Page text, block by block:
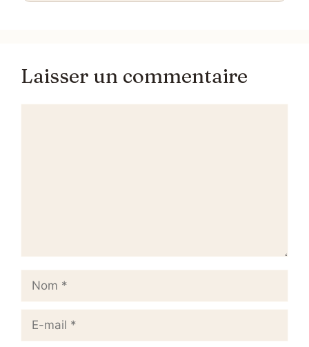
Laisser un commentaire
Nom